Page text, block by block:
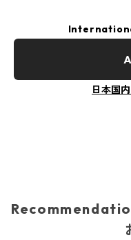
日本国